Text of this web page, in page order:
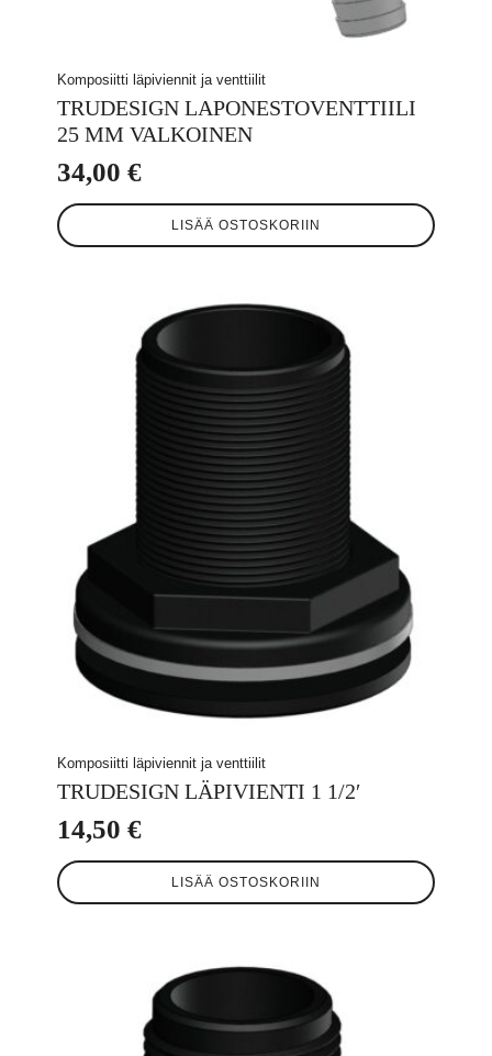
Komposiitti läpiviennit ja venttiilit
TRUDESIGN LAPONESTOVENTTIILI
25 MM VALKOINEN
34,00 €
LISÄÄ OSTOSKORIIN
Komposiitti läpiviennit ja venttiilit
TRUDESIGN LÄPIVIENTI 1 1/2′
14,50 €
LISÄÄ OSTOSKORIIN